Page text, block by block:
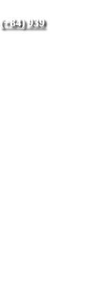
(+84) 939